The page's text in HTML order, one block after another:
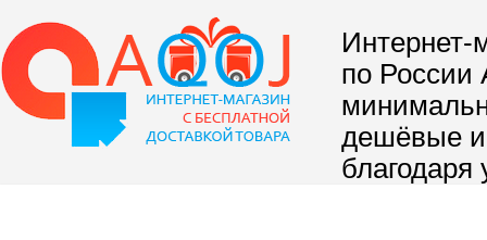
Интернет-
по России
дешёвые и
благодаря